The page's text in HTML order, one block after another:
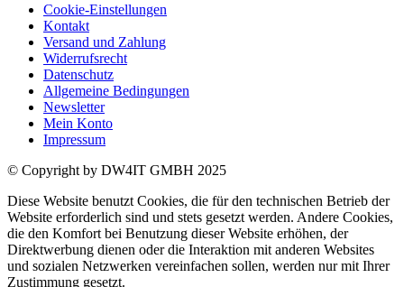
Cookie-Einstellungen
Kontakt
Versand und Zahlung
Widerrufsrecht
Datenschutz
Allgemeine Bedingungen
Newsletter
Mein Konto
Impressum
© Copyright by DW4IT GMBH 2025
Diese Website benutzt Cookies, die für den technischen Betrieb der
Website erforderlich sind und stets gesetzt werden. Andere Cookies,
die den Komfort bei Benutzung dieser Website erhöhen, der
Direktwerbung dienen oder die Interaktion mit anderen Websites
und sozialen Netzwerken vereinfachen sollen, werden nur mit Ihrer
Zustimmung gesetzt.